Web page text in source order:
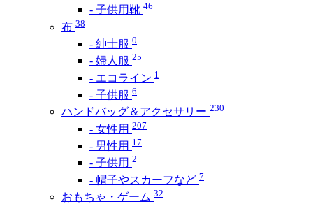
- 子供用靴 46
布 38
- 紳士服 0
- 婦人服 25
- エコライン 1
- 子供服 6
ハンドバッグ＆アクセサリー 230
- 女性用 207
- 男性用 17
- 子供用 2
- 帽子やスカーフなど 7
おもちゃ・ゲーム 32